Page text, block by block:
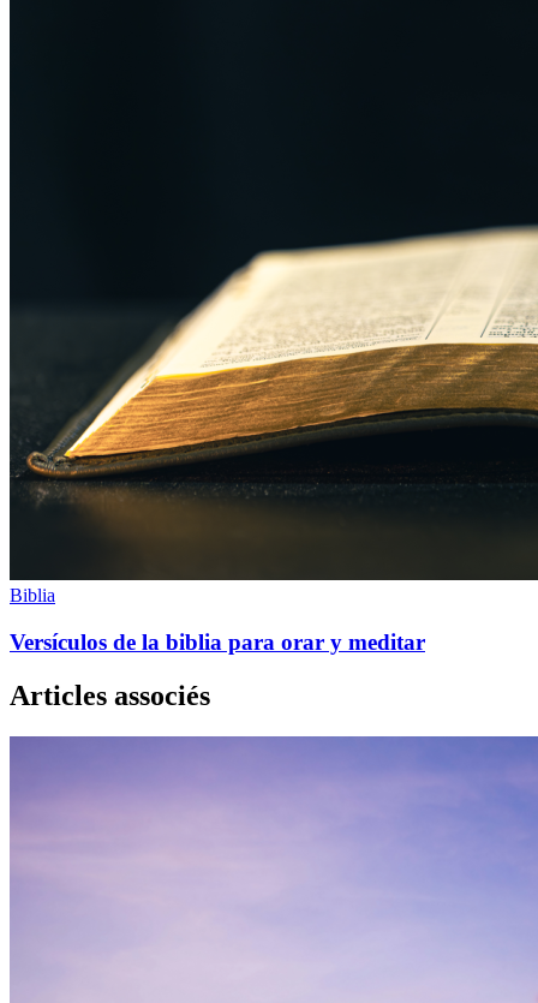
Biblia
Versículos de la biblia para orar y meditar
Articles associés